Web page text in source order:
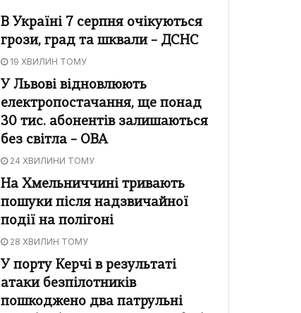
В Україні 7 серпня очікуються
грози, град та шквали – ДСНС
19 ХВИЛИН ТОМУ
У Львові відновлюють
електропостачання, ще понад
30 тис. абонентів залишаються
без світла – ОВА
24 ХВИЛИНИ ТОМУ
На Хмельниччині тривають
пошуки після надзвичайної
події на полігоні
28 ХВИЛИН ТОМУ
У порту Керчі в результаті
атаки безпілотників
пошкоджено два патрульні